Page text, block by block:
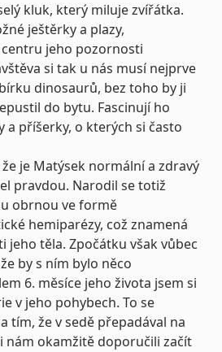
kluk, který miluje zvířátka.
ještěrky a plazy,
jeho pozornosti
si tak u nás musí nejprve
dinosaurů, bez toho by ji
do bytu. Fascinují ho
příšerky, o kterých si často
je Matýsek normální a zdravý
pravdou. Narodil se totiž
obrnou ve formě
hemiparézy, což znamená
jeho těla. Zpočátku však vůbec
by s ním bylo něco
6. měsíce jeho života jsem si
v jeho pohybech. To se
tím, že v sedě přepadával na
nám okamžitě doporučili začít